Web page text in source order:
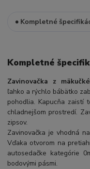
Kompletné
Kompletné
Zavinovačka z
ľahko a rýchlo bábätko
pohodlia. Kapucňa zaistí
chladnejšom prostredí.
zipsov.
Zavinovačka je vhodná
Vďaka otvorom na
autosedačke kategórie
bodovými pásmi.